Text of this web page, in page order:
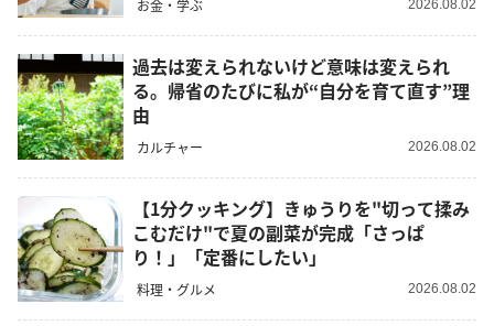
お金・学ぶ 2026.08.02
過去は変えられないけど意味は変えられ
る。帰省のたびに私が“自分を育て直す”理
由
カルチャー 2026.08.02
【1分クッキング】きゅうりを"切って揉み
こむだけ"で夏の副菜が完成「さっぱ
り！」「定番にしたい」
料理・グルメ 2026.08.02